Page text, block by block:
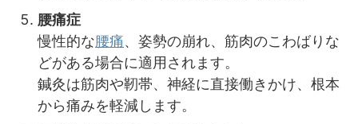
腰痛症
慢性的な腰痛、姿勢の崩れ、筋肉のこわばりな
どがある場合に適用されます。
鍼灸は筋肉や靭帯、神経に直接働きかけ、根本
から痛みを軽減します。